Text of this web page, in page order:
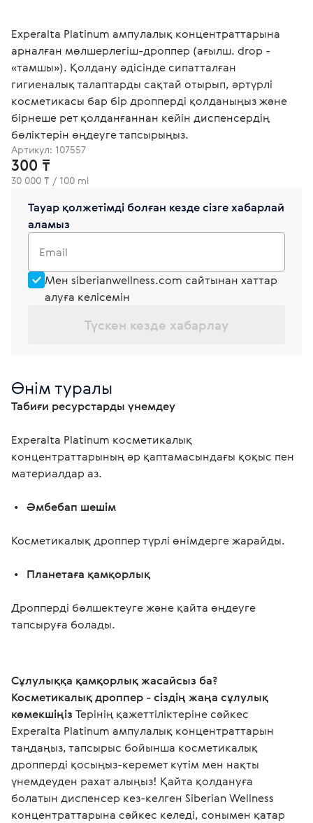
Experalta Platinum ампулалық концентраттарына
арналған мөлшерлегіш-дроппер (ағылш. drop -
«тамшы»). Қолдану әдісінде сипатталған
гигиеналық талаптарды сақтай отырып, әртүрлі
косметикасы бар бір дропперді қолданыңыз және
бірнеше рет қолданғаннан кейін диспенсердің
бөліктерін өңдеуге тапсырыңыз.
Артикул: 107557
300 ₸
30 000 ₸ / 100 ml
Тауар қолжетімді болған кезде сізге хабарлай
аламыз
Email
Мен siberianwellness.com сайтынан хаттар
алуға келісемін
Түскен кезде хабарлау
Өнім туралы
Табиғи ресурстарды үнемдеу
Experalta Platinum косметикалық
концентраттарының әр қаптамасындағы қоқыс пен
материалдар аз.
• Әмбебап шешім
Косметикалық дроппер түрлі өнімдерге жарайды.
• Планетаға қамқорлық
Дропперді бөлшектеуге және қайта өңдеуге
тапсыруға болады.
Сұлулыққа қамқорлық жасайсыз ба?
Косметикалық дроппер - сіздің жаңа сұлулық
көмекшіңіз Терінің қажеттіліктеріне сәйкес
Experalta Platinum ампулалық концентраттарын
таңдаңыз, тапсырыс бойынша косметикалық
дропперді қосыңыз-керемет күтім мен нақты
үнемдеуден рахат алыңыз! Қайта қолдануға
болатын диспенсер кез-келген Siberian Wellness
концентраттарына сәйкес келеді, сонымен қатар